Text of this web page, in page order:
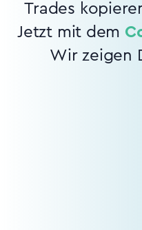
Trades
Jetzt mit dem
Wir zeigen